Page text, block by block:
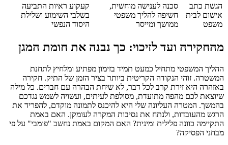
הגשת כתב
אישום לבית
משפט
סכנה לענישה מוחשית,
חשיפה להליך משפטי
ממושך ומייסר
קעקוע ראיות התביעה
בשלבי השימוע ושלילת
היסוד הנפשי
מהחקירה ועד לזיכוי: כך נבנה את חומת המגן
ההליך המשפטי מתחיל כמעט תמיד בזימון מפתיע ומלחיץ לתחנת
המשטרה. זוהי הנקודה הקריטית ביותר בציר הזמן של התיק. חקירה
באזהרה היא זירת קרב לכל דבר, לא שיחת הבהרה עם חברים. כל מילה
שיוצאת לכם מהפה מתועדת, מסולפת לעיתים, ועשויה לשמש נגדכם
בהמשך. המטרה העליונה שלי היא להיכנס לתמונה מוקדם, להפריד את
הרגש מהעובדות, ולנתח את נסיבות המקרה לעומקן. האם באמת
התקיימה כוונה פלילית ומינית? האם המקום באמת נחשב "פומבי" על פי
מבחני הפסיקה?